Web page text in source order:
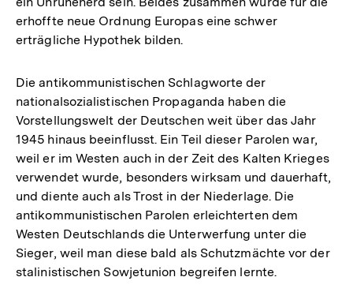
erhoffte neue Ordnung Europas eine schwer
erträgliche Hypothek bilden.
Die antikommunistischen Schlagworte der
nationalsozialistischen Propaganda haben die
Vorstellungswelt der Deutschen weit über das Jahr
1945 hinaus beeinflusst. Ein Teil dieser Parolen war,
weil er im Westen auch in der Zeit des Kalten Krieges
verwendet wurde, besonders wirksam und dauerhaft,
und diente auch als Trost in der Niederlage. Die
antikommunistischen Parolen erleichterten dem
Westen Deutschlands die Unterwerfung unter die
Sieger, weil man diese bald als Schutzmächte vor der
stalinistischen Sowjetunion begreifen lernte.